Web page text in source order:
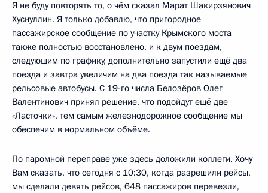
Я не буду повторять то, о чём сказал Марат Шакирзянович
Хуснуллин. Я только добавлю, что пригородное
пассажирское сообщение по участку Крымского моста
также полностью восстановлено, и к двум поездам,
следующим по графику, дополнительно запустили ещё два
поезда и завтра увеличим на два поезда так называемые
рельсовые автобусы. С 19-го числа Белозёров Олег
Валентинович принял решение, что подойдут ещё две
«Ласточки», тем самым железнодорожное сообщение мы
обеспечим в нормальном объёме.
По паромной переправе уже здесь доложили коллеги. Хочу
Вам сказать, что сегодня с 10:30, когда разрешили рейсы,
мы сделали девять рейсов, 648 пассажиров перевезли,